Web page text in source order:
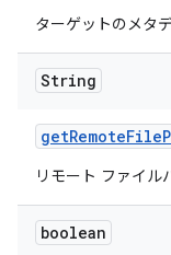
ターゲットのメタ
String
getRemoteFile
リモート ファイル
boolean